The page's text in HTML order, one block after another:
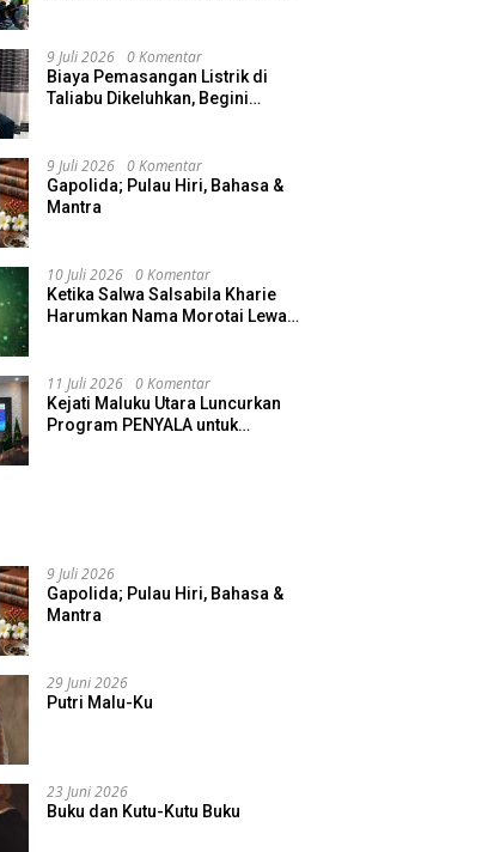
9 Juli 2026 0 Komentar
Biaya Pemasangan Listrik di
Taliabu Dikeluhkan, Begini
9 Juli 2026 0 Komentar
Gapolida; Pulau Hiri, Bahasa &
Mantra
10 Juli 2026 0 Komentar
Ketika Salwa Salsabila Kharie
Harumkan Nama Morotai Lewat
11 Juli 2026 0 Komentar
Kejati Maluku Utara Luncurkan
Program PENYALA untuk
9 Juli 2026
Gapolida; Pulau Hiri, Bahasa &
Mantra
29 Juni 2026
Putri Malu-Ku
23 Juni 2026
Buku dan Kutu-Kutu Buku